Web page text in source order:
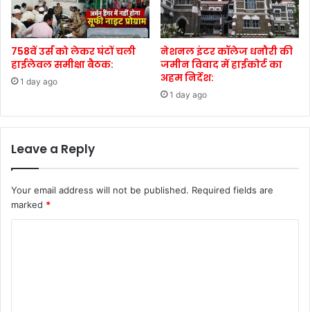
758वें उर्स को लेकर घंटों चली
हाईलेवल समीक्षा बैठक:
1 day ago
नेशनल इंटर कॉलेज धनौरी की
जमीन विवाद में हाईकोर्ट का
अहम निर्देश:
1 day ago
Leave a Reply
Your email address will not be published. Required fields are
marked *